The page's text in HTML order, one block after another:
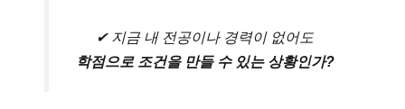
✔ 지금 내 전공이나 경력이 없어도
학점으로 조건을 만들 수 있는 상황인가?